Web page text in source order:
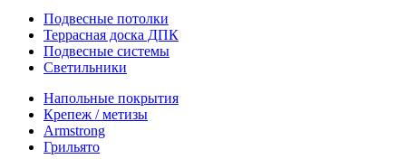
Подвесные потолки
Террасная доска ДПК
Подвесные системы
Светильники
Напольные покрытия
Крепеж / метизы
Armstrong
Грильято